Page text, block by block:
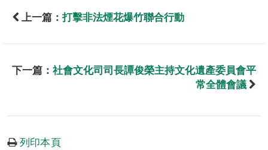
上一篇： 打擊非法煙花爆竹聯合行動
下一篇： 社會文化司司長譚俊榮主持文化遺產委員會平
常全體會議
列印本頁